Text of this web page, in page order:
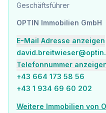
Geschäftsführer
OPTIN Immobilien GmbH
E-Mail Adresse anzeigen
Telefonnummer
+43 664 173 58 56
+43 1 934 69 60 202
Weitere Immobilien von